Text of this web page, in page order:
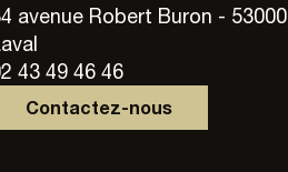
avenue Robert Buron - 53000
43 49 46 46
Contactez-nous